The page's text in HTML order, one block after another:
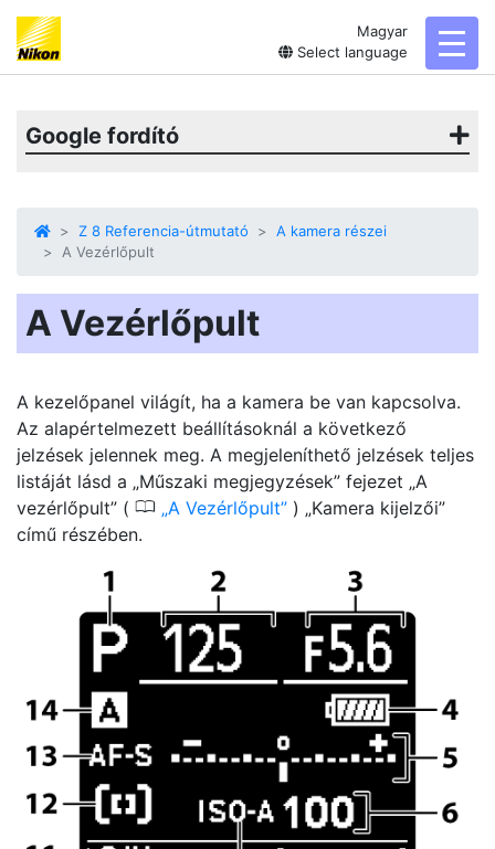
Magyar
Select language
Google fordító
Z 8 Referencia-útmutató
A kamera részei
A Vezérlőpult
A Vezérlőpult
A kezelőpanel világít, ha a kamera be van kapcsolva.
Az alapértelmezett beállításoknál a következő
jelzések jelennek meg. A megjeleníthető jelzések teljes
listáját lásd a „Műszaki megjegyzések” fejezet „A
vezérlőpult” ( 0 A Vezérlőpult
) „Kamera kijelzői”
című részében.